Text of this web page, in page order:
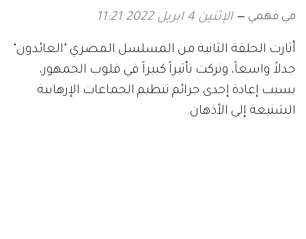
مي فهمي الإثنين 4 ابريل 2022 11:21
أثارت الحلقة الثانية من المسلسل المصري "العائدون"
جدلاً واسعاً، وتركت تأثيراً كبيراً في قلوب الجمهور،
بسبب إعادة إحدى جرائم تنظيم الجماعات الإرهابية
الشنيعة إلى الأذهان.